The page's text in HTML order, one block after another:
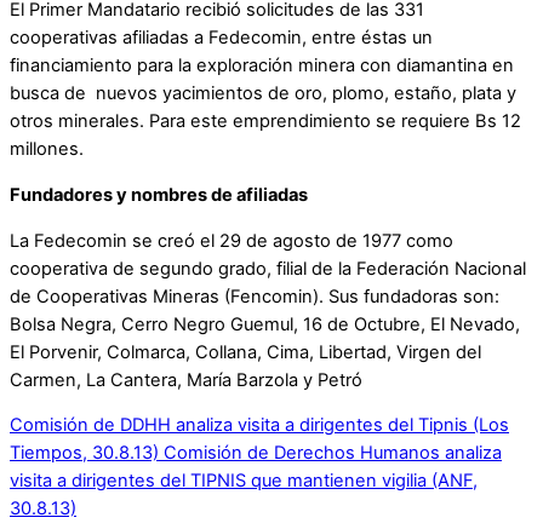
El Primer Mandatario recibió solicitudes de las 331
cooperativas afiliadas a Fedecomin, entre éstas un
financiamiento para la exploración minera con diamantina en
busca de nuevos yacimientos de oro, plomo, estaño, plata y
otros minerales. Para este emprendimiento se requiere Bs 12
millones.
Fundadores y nombres de afiliadas
La Fedecomin se creó el 29 de agosto de 1977 como
cooperativa de segundo grado, filial de la Federación Nacional
de Cooperativas Mineras (Fencomin). Sus fundadoras son:
Bolsa Negra, Cerro Negro Guemul, 16 de Octubre, El Nevado,
El Porvenir, Colmarca, Collana, Cima, Libertad, Virgen del
Carmen, La Cantera, María Barzola y Petró
Comisión de DDHH analiza visita a dirigentes del Tipnis (Los
Tiempos, 30.8.13) Comisión de Derechos Humanos analiza
visita a dirigentes del TIPNIS que mantienen vigilia (ANF,
30.8.13)